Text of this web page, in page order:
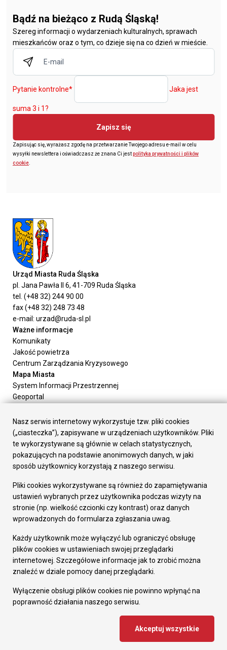
Bądź na bieżąco z Rudą Śląską!
Szereg informacji o wydarzeniach kulturalnych, sprawach
mieszkańców oraz o tym, co dzieje się na co dzień w mieście.
Pytanie kontrolne* Jaka jest
suma 3 i 1?
Zapisz się
Zapisując się, wyrażasz zgodę na przetwarzanie Twojego adresu e-mail w celu
wysyłki newslettera i oświadczasz że znana Ci jestpolityka prywatności i plików
cookie
Urząd Miasta Ruda Śląska
pl. Jana Pawła II 6, 41-709 Ruda Śląska
tel. (+48 32) 244 90 00
fax (+48 32) 248 73 48
e-mail: urzad@ruda-sl.pl
Ważne informacje
Komunikaty
Jakość powietrza
Centrum Zarządzania Kryzysowego
Mapa Miasta
System Informacji Przestrzennej
Geoportal
Załatw sprawę
Prezydent Miasta
Rada Miasta
Wydziały
Elektroniczna Skrzynka Podawcza
Gospodarka
Fundusze europejskie
Środki krajowe
Oferty inwestycyjne
Pozostałe
Deklaracja dostępności
Dane osobowe
Dodaj opinię o witrynie
Projekt i wdrożenie - MIGOMEDIA
Nasz serwis internetowy wykorzystuje tzw. pliki cookies
(„ciasteczka”), zapisywane w urządzeniach użytkowników. Pliki
te wykorzystywane są głównie w celach statystycznych,
pokazujących na podstawie anonimowych danych, w jaki
sposób użytkownicy korzystają z naszego serwisu.
Pliki cookies wykorzystywane są również do zapamiętywania
ustawień wybranych przez użytkownika podczas wizyty na
stronie (np. wielkość czcionki czy kontrast) oraz danych
wprowadzonych do formularza zgłaszania uwag.
Każdy użytkownik może wyłączyć lub ograniczyć obsługę
plików cookies w ustawieniach swojej przeglądarki
internetowej. Szczegółowe informacje jak to zrobić można
znaleźć w dziale pomocy danej przeglądarki.
Wyłączenie obsługi plików cookies nie powinno wpłynąć na
poprawność działania naszego serwisu.
Akceptuj wszystkie